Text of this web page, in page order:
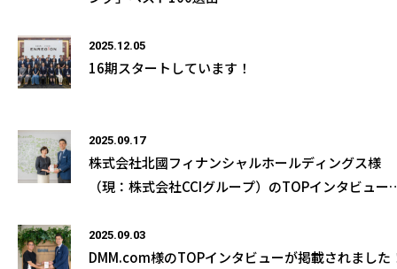
2025.12.05
16期スタートしています！
2025.09.17
株式会社北國フィナンシャルホールディングス様
（現：株式会社CCIグループ）のTOPインタビュー
2025.09.03
DMM.com様のTOPインタビューが掲載されました